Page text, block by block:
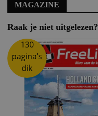
MAGAZINE
Raak je niet uitgelezen?
130
pagina’s
dik